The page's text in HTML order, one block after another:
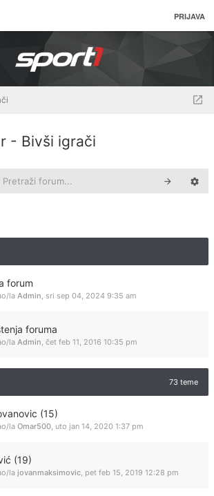
PRIJAVA
- Bivši igrači
forum
la Admin, sri sep 04, 2024 9:35 am
foruma
la Admin, čet feb 11, 2016 10:35 pm
73 teme
(15)
la Omar500, uto jan 14, 2020 1:37 pm
(19)
la jovanmaksimovic, pet feb 15, 2019 12:28 pm